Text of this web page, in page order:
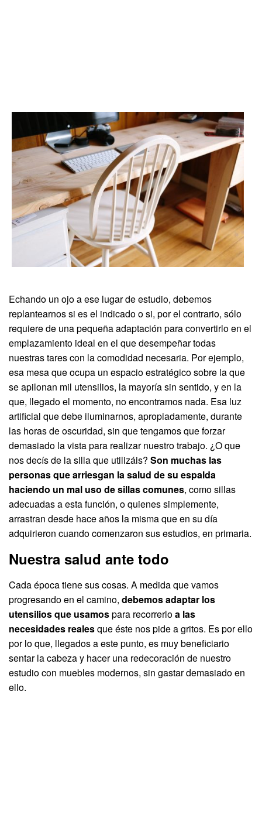
Echando un ojo a ese lugar de estudio, debemos
replantearnos si es el indicado o si, por el contrario, sólo
requiere de una pequeña adaptación para convertirlo en el
emplazamiento ideal en el que desempeñar todas
nuestras tares con la comodidad necesaria. Por ejemplo,
esa mesa que ocupa un espacio estratégico sobre la que
se apilonan mil utensilios, la mayoría sin sentido, y en la
que, llegado el momento, no encontramos nada. Esa luz
artificial que debe iluminarnos, apropiadamente, durante
las horas de oscuridad, sin que tengamos que forzar
demasiado la vista para realizar nuestro trabajo. ¿O que
nos decís de la silla que utilizáis? Son muchas las
personas que arriesgan la salud de su espalda
haciendo un mal uso de sillas comunes, como sillas
adecuadas a esta función, o quienes simplemente,
arrastran desde hace años la misma que en su día
adquirieron cuando comenzaron sus estudios, en primaria.
Nuestra salud ante todo
Cada época tiene sus cosas. A medida que vamos
progresando en el camino, debemos adaptar los
utensilios que usamospara recorrerlo a las
necesidades realesque éste nos pide a gritos. Es por ello
por lo que, llegados a este punto, es muy beneficiario
sentar la cabeza y hacer una redecoración de nuestro
estudio con muebles modernos, sin gastar demasiado en
ello.